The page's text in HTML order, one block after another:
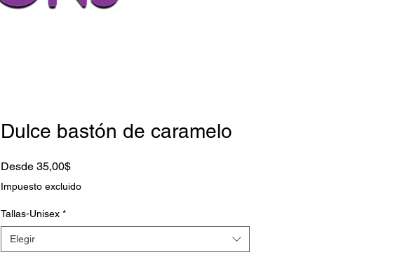
Dulce bastón de caramelo
Desde 35,00$Precio
de
Impuesto excluido
Tallas-Unisex *
Elegir